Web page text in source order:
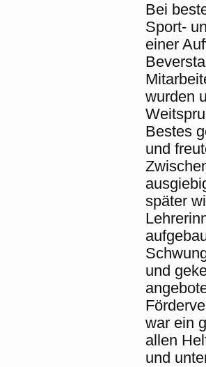
Bei
Sport-
einer
wurden
Bestes
und
später
und
war ein
allen
und